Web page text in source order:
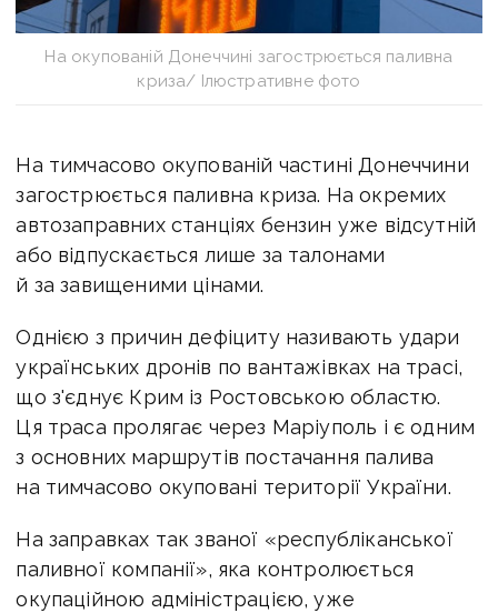
На окупованій Донеччині загострюється паливна
криза/ Ілюстративне фото
На тимчасово окупованій частині Донеччини
загострюється паливна криза. На окремих
автозаправних станціях бензин уже відсутній
або відпускається лише за талонами
й за завищеними цінами.
Однією з причин дефіциту називають удари
українських дронів по вантажівках на трасі,
що з'єднує Крим із Ростовською областю.
Ця траса пролягає через Маріуполь і є одним
з основних маршрутів постачання палива
на тимчасово окуповані території України.
На заправках так званої «республіканської
паливної компанії», яка контролюється
окупаційною адміністрацією, уже